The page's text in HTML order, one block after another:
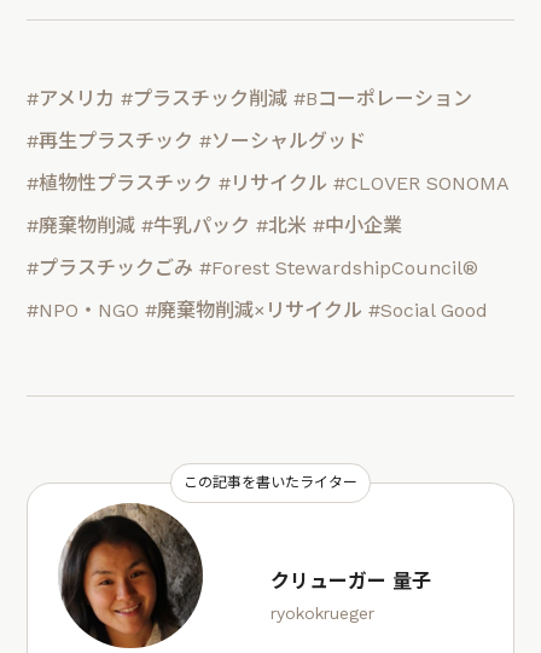
#アメリカ #プラスチック削減 #Bコーポレーション
#再生プラスチック #ソーシャルグッド
#植物性プラスチック #リサイクル #CLOVER SONOMA
#廃棄物削減 #牛乳パック #北米 #中小企業
#プラスチックごみ #Forest StewardshipCouncil®
#NPO・NGO #廃棄物削減×リサイクル #Social Good
この記事を書いたライター
クリューガー 量子
ryokokrueger